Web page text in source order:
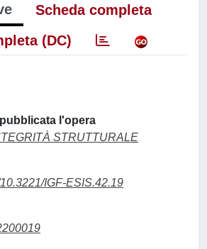
Scheda completa
(DC)
l'opera
STRUTTURALE
IGF-ESIS.42.19